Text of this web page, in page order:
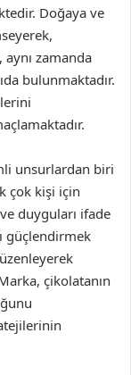
Doğaya ve
zamanda
bulunmaktadır.
unsurlardan biri
çok kişi için
duyguları ifade
güçlendirmek
çikolatanın